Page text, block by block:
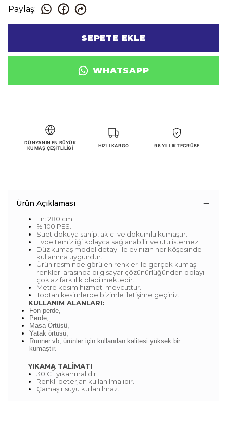
Paylaş:
SEPETE EKLE
WHATSAPP
DÜNYANIN EN BÜYÜK
KUMAŞ ÇEŞITLILIĞI
HIZLI KARGO 96 YILLIK TECRÜBE
Ürün Açıklaması
En: 280 cm.
% 100 PES.
Süet dokuya sahip, akıcı ve dökümlü kumaştır.
Evde temizliği kolayca sağlanabilir ve ütü istemez.
Düz kumaş model detayı ile evinizin her köşesinde
kullanıma uygundur.
Ürün resminde görülen renkler ile gerçek kumaş
renkleri arasında bilgisayar çözünürlüğünden dolayı
çok az farklılık olabilmektedir.
Metre kesim hizmeti mevcuttur.
Toptan kesimlerde bizimle iletişime geçiniz.
KULLANIM ALANLARI:
Fon perde,
Perde,
Masa Örtüsü,
Yatak örtüsü,
Runner vb, ürünler için kullanılan kalitesi yüksek bir
kumaştır.
YIKAMA TALİMATI
30 C
o
yıkanmalıdır.
Renkli deterjan kullanılmalıdır.
Çamaşır suyu kullanılmaz.